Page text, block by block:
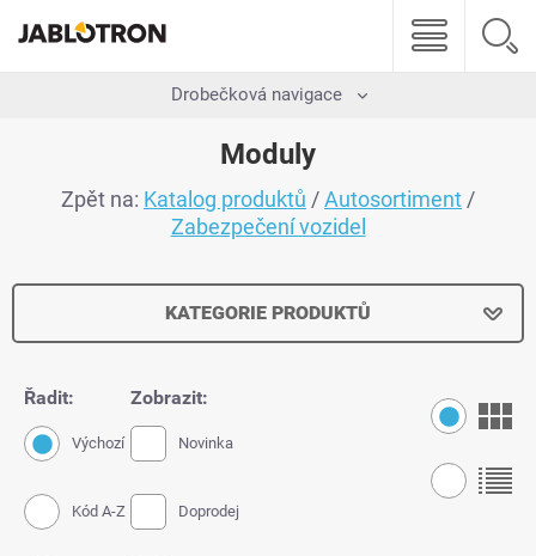
Drobečková navigace
Moduly
Zpět na: Katalog produktů /Autosortiment /
Zabezpečení vozidel
KATEGORIE PRODUKTŮ
Řadit:
Výchozí
Kód A-Z
Zobrazit:
Novinka
Doprodej